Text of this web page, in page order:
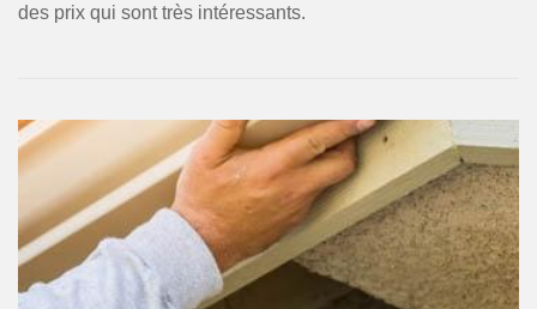
des prix qui sont très intéressants.